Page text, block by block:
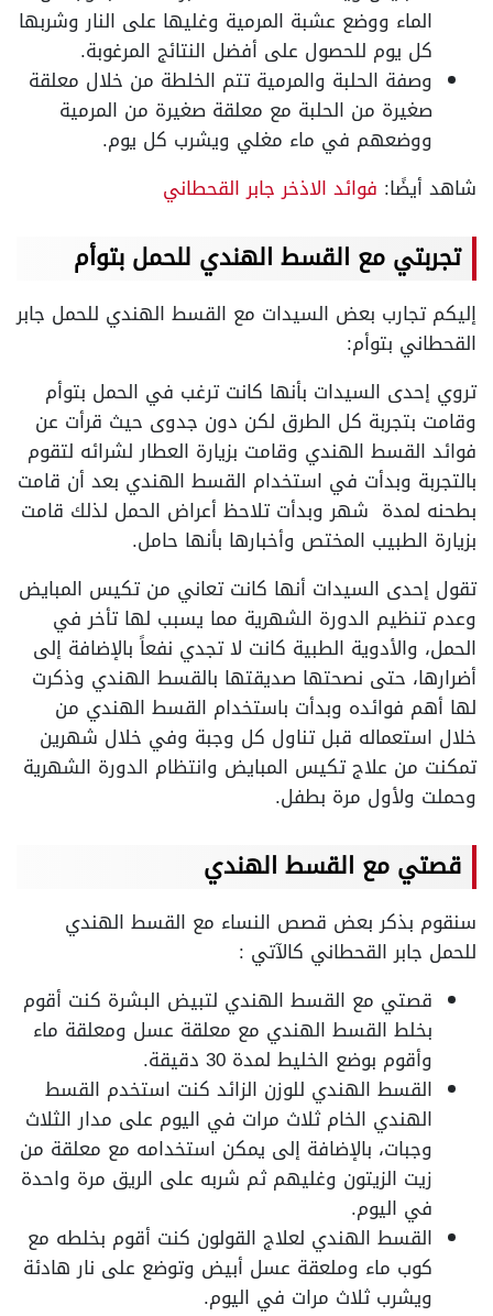
الماء ووضع عشبة المرمية وغليها على النار وشربها
كل يوم للحصول على أفضل النتائج المرغوبة.
وصفة الحلبة والمرمية تتم الخلطة من خلال معلقة
صغيرة من الحلبة مع معلقة صغيرة من المرمية
ووضعهم في ماء مغلي ويشرب كل يوم.
شاهد أيضًا: فوائد الاذخر جابر القحطاني
تجربتي مع القسط الهندي للحمل بتوأم
إليكم تجارب بعض السيدات مع القسط الهندي للحمل جابر
القحطاني بتوأم:
تروي إحدى السيدات بأنها كانت ترغب في الحمل بتوأم
وقامت بتجربة كل الطرق لكن دون جدوى حيث قرأت عن
فوائد القسط الهندي وقامت بزيارة العطار لشرائه لتقوم
بالتجربة وبدأت في استخدام القسط الهندي بعد أن قامت
بطحنه لمدة شهر وبدأت تلاحظ أعراض الحمل لذلك قامت
بزيارة الطبيب المختص وأخبارها بأنها حامل.
تقول إحدى السيدات أنها كانت تعاني من تكيس المبايض
وعدم تنظيم الدورة الشهرية مما يسبب لها تأخر في
الحمل، والأدوية الطبية كانت لا تجدي نفعاً بالإضافة إلى
أضرارها، حتى نصحتها صديقتها بالقسط الهندي وذكرت
لها أهم فوائده وبدأت باستخدام القسط الهندي من
خلال استعماله قبل تناول كل وجبة وفي خلال شهرين
تمكنت من علاج تكيس المبايض وانتظام الدورة الشهرية
وحملت ولأول مرة بطفل.
قصتي مع القسط الهندي
سنقوم بذكر بعض قصص النساء مع القسط الهندي
للحمل جابر القحطاني كالآتي :
قصتي مع القسط الهندي لتبيض البشرة كنت أقوم
بخلط القسط الهندي مع معلقة عسل ومعلقة ماء
وأقوم بوضع الخليط لمدة 30 دقيقة.
القسط الهندي للوزن الزائد كنت استخدم القسط
الهندي الخام ثلاث مرات في اليوم على مدار الثلاث
وجبات، بالإضافة إلى يمكن استخدامه مع معلقة من
زيت الزيتون وغليهم ثم شربه على الريق مرة واحدة
في اليوم.
القسط الهندي لعلاج القولون كنت أقوم بخلطه مع
كوب ماء وملعقة عسل أبيض وتوضع على نار هادئة
ويشرب ثلاث مرات في اليوم.